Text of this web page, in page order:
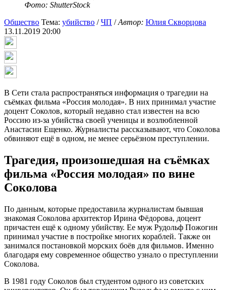
Фото: ShutterStock
Общество Тема: убийство /ЧП /Автор: Юлия Скворцова
13.11.2019 20:00
В Сети стала распространяться информация о трагедии на
съёмках фильма «Россия молодая». В них принимал участие
доцент Соколов, который недавно стал известен на всю
Россию из-за убийства своей ученицы и возлюбленной
Анастасии Ещенко. Журналисты рассказывают, что Соколова
обвиняют ещё в одном, не менее серьёзном преступлении.
Трагедия, произошедшая на съёмках
фильма «Россия молодая» по вине
Соколова
По данным, которые предоставила журналистам бывшая
знакомая Соколова архитектор Ирина Фёдорова, доцент
причастен ещё к одному убийству. Ее муж Рудольф Пожогин
принимал участие в постройке многих кораблей. Также он
занимался постановкой морских боёв для фильмов. Именно
благодаря ему современное общество узнало о преступлении
Соколова.
В 1981 году Соколов был студентом одного из советских